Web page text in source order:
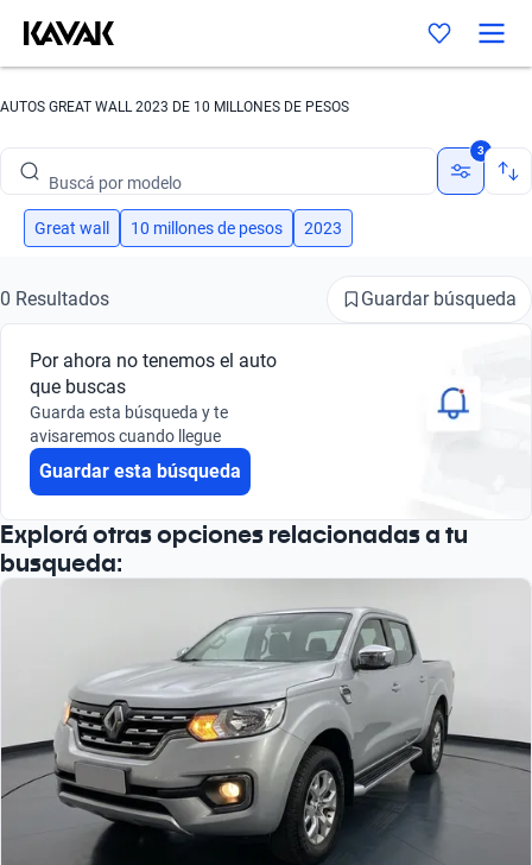
AUTOS GREAT WALL 2023 DE 10 MILLONES DE PESOS
Buscá por versión
Buscá por marca
Buscá por modelo
Buscá por versión
3
Great wall 10 millones de pesos 2023
0 Resultados Guardar búsqueda
Por ahora no tenemos el auto
que buscas
Guarda esta búsqueda y te
avisaremos cuando llegue
Guardar esta búsqueda
Explorá otras opciones relacionadas a tu
busqueda: